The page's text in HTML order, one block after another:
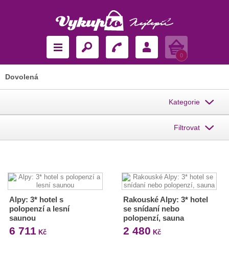
Košík
0
Dovolená
Kategorie
Filtrovat
Alpy: 3* hotel s
polopenzí a lesní
saunou
6 711 Kč
Rakouské Alpy: 3* hotel
se snídaní nebo
polopenzí, sauna
2 480 Kč